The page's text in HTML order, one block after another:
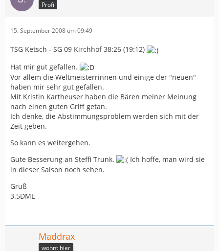
Profi
15. September 2008 um 09:49
TSG Ketsch - SG 09 Kirchhof 38:26 (19:12)
Hat mir gut gefallen.
Vor allem die Weltmeisterrinnen und einige der "neuen"
haben mir sehr gut gefallen.
Mit Kristin Kartheuser haben die Bären meiner Meinung
nach einen guten Griff getan.
Ich denke, die Abstimmungsproblem werden sich mit der
Zeit geben.
So kann es weitergehen.
Gute Besserung an Steffi Trunk.
Ich hoffe, man wird sie
in dieser Saison noch sehen.
Gruß
3.5DME
Maddrax
wohnt hier